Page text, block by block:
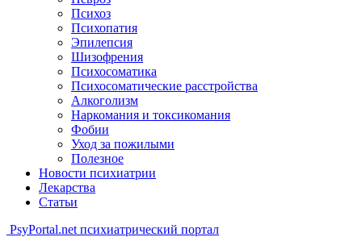
Психоз
Психопатия
Эпилепсия
Шизофрения
Психосоматика
Психосоматические расстройства
Алкоголизм
Наркомания и токсикомания
Фобии
Уход за пожилыми
Полезное
Новости психиатрии
Лекарства
Статьи
PsyPortal.net психиатрический портал